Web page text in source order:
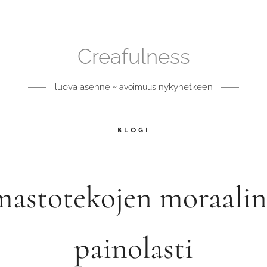
Creafulness
luova asenne ~ avoimuusnykyhetkeen
BLOGI
painolasti